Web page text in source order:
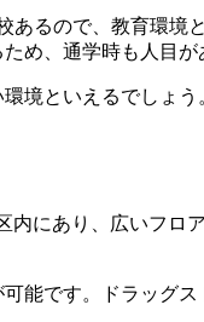
るので、教育環境
め、通学時も人目が
境といえるでしょう
にあり、広いフロ
能です。ドラッグ